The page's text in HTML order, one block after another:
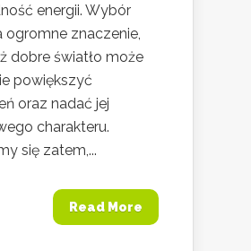
energii. Wybór
ogromne znaczenie,
dobre światło może
powiększyć
oraz nadać jej
charakteru.
się zatem,...
Read More